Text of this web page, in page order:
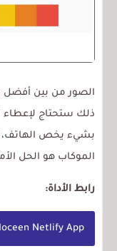
الصور من بين أفضل
ذلك ستحتاج لإعطاء
بشيء يخص الهاتف،
الموكاب هو الحل
رابط الأداة:
Netlify App